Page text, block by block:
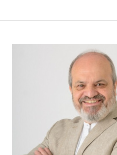
Your Name*
Guarda mi nombre,
este navegador para la
comente.
Este sitio esta